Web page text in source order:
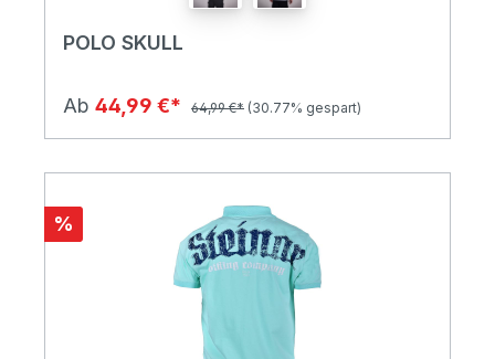
POLO SKULL
Ab 44,99 €* 64,99 €* (30.77% gespart)
%